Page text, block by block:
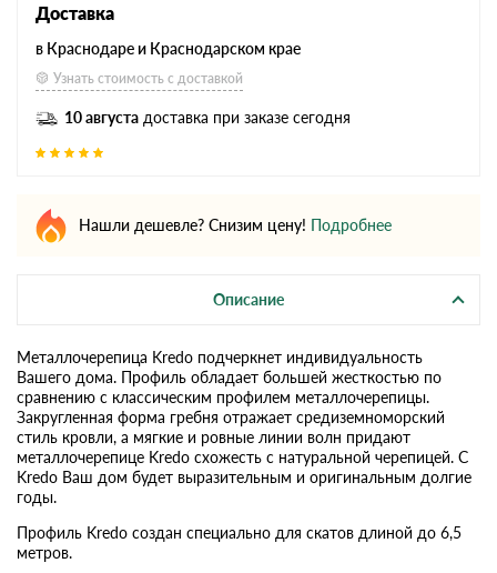
Доставка
в Краснодаре и Краснодарском крае
Узнать стоимость с доставкой
10 августа доставка при заказе сегодня
Нашли дешевле? Снизим цену! Подробнее
Описание
Металлочерепица Kredo подчеркнет индивидуальность
Вашего дома. Профиль обладает большей жесткостью по
сравнению с классическим профилем металлочерепицы.
Закругленная форма гребня отражает средиземноморский
стиль кровли, а мягкие и ровные линии волн придают
металлочерепице Kredo схожесть с натуральной черепицей. С
Kredo Ваш дом будет выразительным и оригинальным долгие
годы.
Профиль Kredo создан специально для скатов длиной до 6,5
метров.